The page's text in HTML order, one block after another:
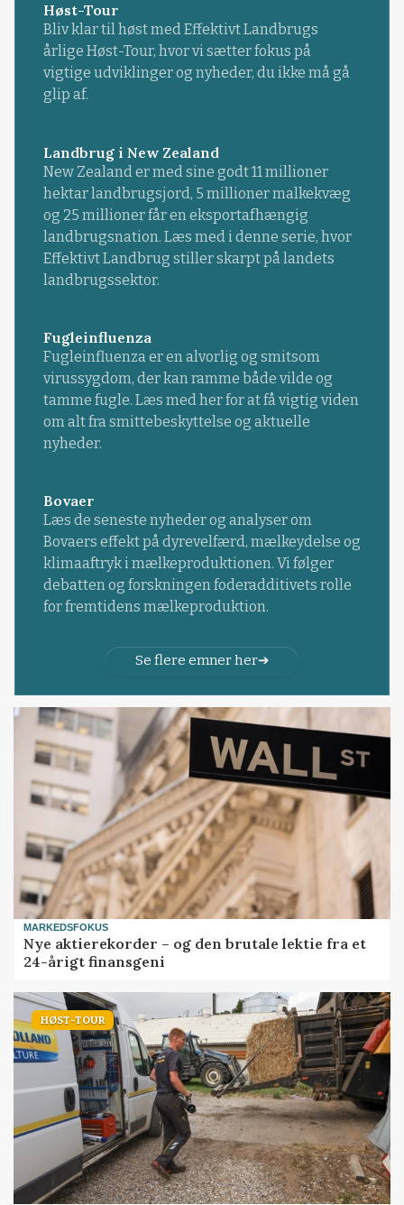
Høst-Tour
Bliv klar til høst med Effektivt Landbrugs
årlige Høst-Tour, hvor vi sætter fokus på
vigtige udviklinger og nyheder, du ikke må gå
glip af.
Landbrug i New Zealand
New Zealand er med sine godt 11 millioner
hektar landbrugsjord, 5 millioner malkekvæg
og 25 millioner får en eksportafhængig
landbrugsnation. Læs med i denne serie, hvor
Effektivt Landbrug stiller skarpt på landets
landbrugssektor.
Fugleinfluenza
Fugleinfluenza er en alvorlig og smitsom
virussygdom, der kan ramme både vilde og
tamme fugle. Læs med her for at få vigtig viden
om alt fra smittebeskyttelse og aktuelle
nyheder.
Bovaer
Læs de seneste nyheder og analyser om
Bovaers effekt på dyrevelfærd, mælkeydelse og
klimaaftryk i mælkeproduktionen. Vi følger
debatten og forskningen foderadditivets rolle
for fremtidens mælkeproduktion.
Se flere emner her
MARKEDSFOKUS
Nye aktierekorder – og den brutale lektie fra et
24-årigt finansgeni
HØST-TOUR